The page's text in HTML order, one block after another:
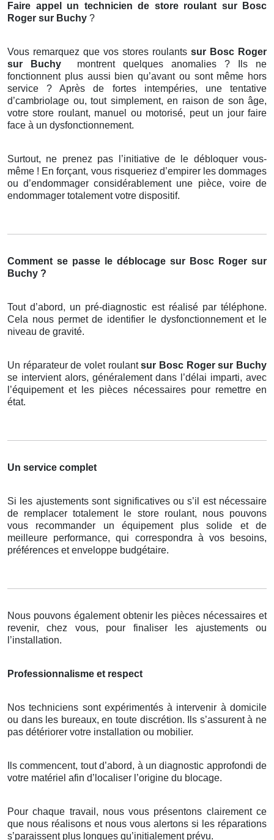
Faire appel un technicien de store roulant sur Bosc
Roger sur Buchy ?
Vous remarquez que vos stores roulants sur Bosc Roger
sur Buchy
montrent quelques anomalies ? Ils ne
fonctionnent plus aussi bien qu’avant ou sont même hors
service ? Après de fortes intempéries, une tentative
d’cambriolage ou, tout simplement, en raison de son âge,
votre store roulant, manuel ou motorisé, peut un jour faire
face à un dysfonctionnement.
Surtout, ne prenez pas l’initiative de le débloquer vous-
même ! En forçant, vous risqueriez d’empirer les dommages
ou d’endommager considérablement une pièce, voire de
endommager totalement votre dispositif.
Comment se passe le déblocage sur Bosc Roger sur
Buchy ?
Tout d’abord, un pré-diagnostic est réalisé par téléphone.
Cela nous permet de identifier le dysfonctionnement et le
niveau de gravité.
Un réparateur de volet roulantsur Bosc Roger sur Buchy
se intervient alors, généralement dans l’délai imparti, avec
l’équipement et les pièces nécessaires pour remettre en
état.
Un service complet
Si les ajustements sont significatives ou s’il est nécessaire
de remplacer totalement le store roulant, nous pouvons
vous recommander un équipement plus solide et de
meilleure performance, qui correspondra à vos besoins,
préférences et enveloppe budgétaire.
Nous pouvons également obtenir les pièces nécessaires et
revenir, chez vous, pour finaliser les ajustements ou
l’installation.
Professionnalisme et respect
Nos techniciens sont expérimentés à intervenir à domicile
ou dans les bureaux, en toute discrétion. Ils s’assurent à ne
pas détériorer votre installation ou mobilier.
Ils commencent, tout d’abord, à un diagnostic approfondi de
votre matériel afin d’localiser l’origine du blocage.
Pour chaque travail, nous vous présentons clairement ce
que nous réalisons et nous vous alertons si les réparations
s’paraissent plus longues qu’initialement prévu.